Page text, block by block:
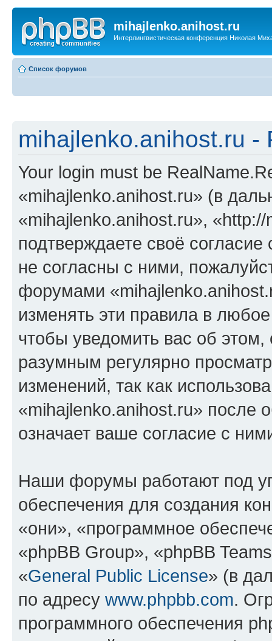
mihajlenko.anihost.ru
Интерлингвистическая конференция Николая
Список форумов
mihajlenko.anihost.ru -
Your login must be
«mihajlenko.anihost.ru» (в
«mihajlenko.anihost.ru»,
подтверждаете своё
не согласны с ними,
форумами
изменять эти правила в
чтобы уведомить вас об
разумным регулярно
изменений, так как
«mihajlenko.anihost.ru» после
означает ваше согласие с
Наши форумы работают под
обеспечения для создания
«они», «программное
«phpBB Group», «phpBB
«General Public License» (в
по адресу www.phpbb.com.
программного обеспечения